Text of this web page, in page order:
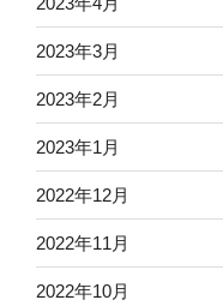
2023年3月
2023年2月
2023年1月
2022年12月
2022年11月
2022年10月